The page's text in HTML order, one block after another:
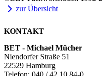
zur Übersicht
KONTAKT
BET - Michael Mücher
Niendorfer Straße 51
22529 Hamburg
Telefon: 040 / 42 10 84-0